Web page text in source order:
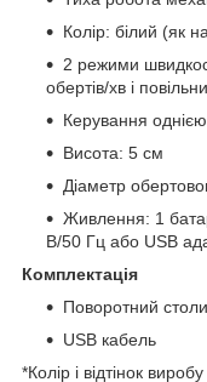
Колір: білий (як
2 режими
обертів/хв і
Керування
Висота: 5 см
Діаметр
Живлення: 1
В/50 Гц або USB
Комплектація
Поворотний
USB кабель
*Колір і відтінок